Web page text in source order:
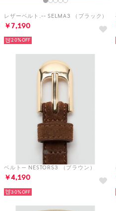
レザーベルト.-- SELMA3 （ブラック）
￥7,190
20%
ベルト-- NESTORS3 （ブラウン）
￥4,190
30%